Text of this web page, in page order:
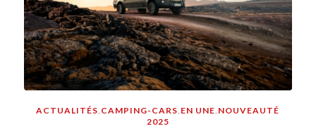
ACTUALITÉS, CAMPING-CARS, EN UNE, NOUVEAUTÉ
2025